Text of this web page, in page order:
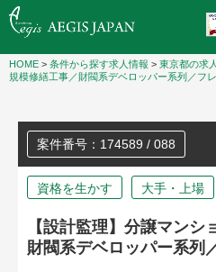
HOME > 条件から探す求人情報 > 東京都の求
規模修繕工事／財閥系デベロッパー系列／フ
案件番号：174589 / 088
資格を生かす 大手・上場
【設計監理】分譲マンシ
財閥系デベロッパー系列